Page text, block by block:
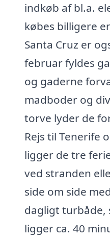
indkøb af bl.a.
købes billigere
Santa Cruz er
februar fyldes
og gaderne
madboder og
torve lyder de
Rejs til Tenerife
ligger de tre
ved stranden
side om side
dagligt turbåde,
ligger ca. 40